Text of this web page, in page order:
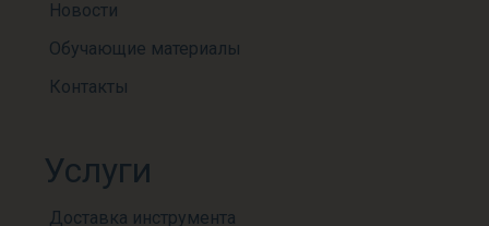
Новости
Обучающие материалы
Контакты
Услуги
Доставка инструмента